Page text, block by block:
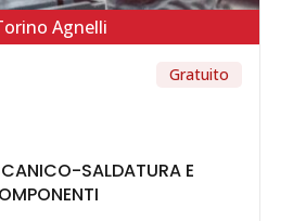
Agnelli
Gratuito
SALDATURA E